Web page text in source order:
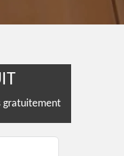
gratuitement